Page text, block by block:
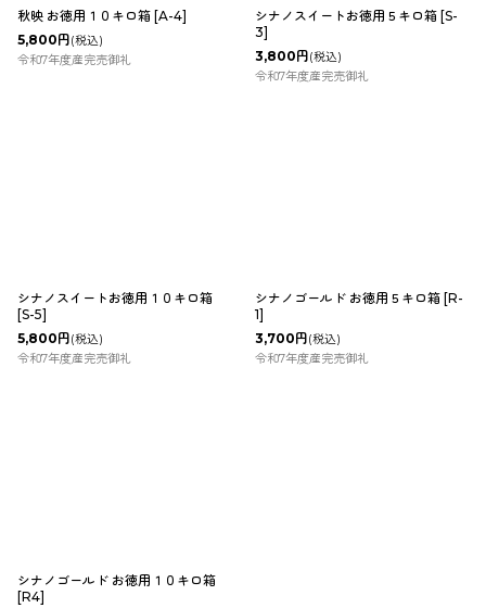
秋映 お徳用１０キロ箱 [A-4]
5,800円(税込)
令和7年度産完売御礼
シナノスイートお徳用５キロ箱 [S-
3]
3,800円(税込)
令和7年度産完売御礼
シナノスイートお徳用１０キロ箱
[S-5]
5,800円(税込)
令和7年度産完売御礼
シナノゴールド お徳用５キロ箱 [R-
1]
3,700円(税込)
令和7年度産完売御礼
シナノゴールド お徳用１０キロ箱
[R4]